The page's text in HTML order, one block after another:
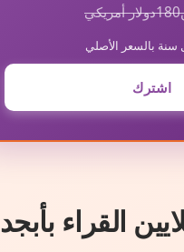
180دولار أمريكي
سنة بالسعر الأصلي
اشترك
القراء بأبجد